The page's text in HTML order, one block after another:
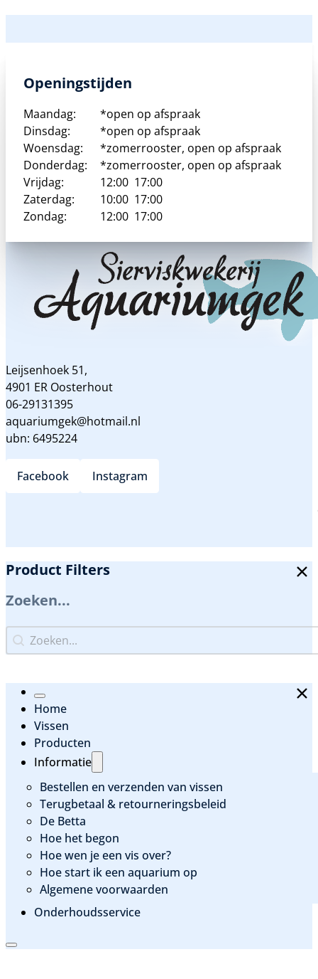
Leijsenhoek 51,
4901 ER Oosterhout
06-29131395
aquariumgek@hotmail.nl
ubn: 6495224
Facebook Instagram
Openingstijden
Maandag:
*open op afspraak
Dinsdag:
*open op afspraak
Woensdag:
*zomerrooster, open op afspraak
Donderdag:
*zomerrooster, open op afspraak
Vrijdag:
12:00 17:00
Zaterdag:
10:00 17:00
Zondag:
12:00 17:00
Product Filters
Zoeken...
Zoeken...
Zoeken...
Home
Vissen
Producten
Informatie
Bestellen en verzenden van vissen
Terugbetaal & retourneringsbeleid
De Betta
Hoe het begon
Hoe wen je een vis over?
Hoe start ik een aquarium op
Algemene voorwaarden
Onderhoudsservice